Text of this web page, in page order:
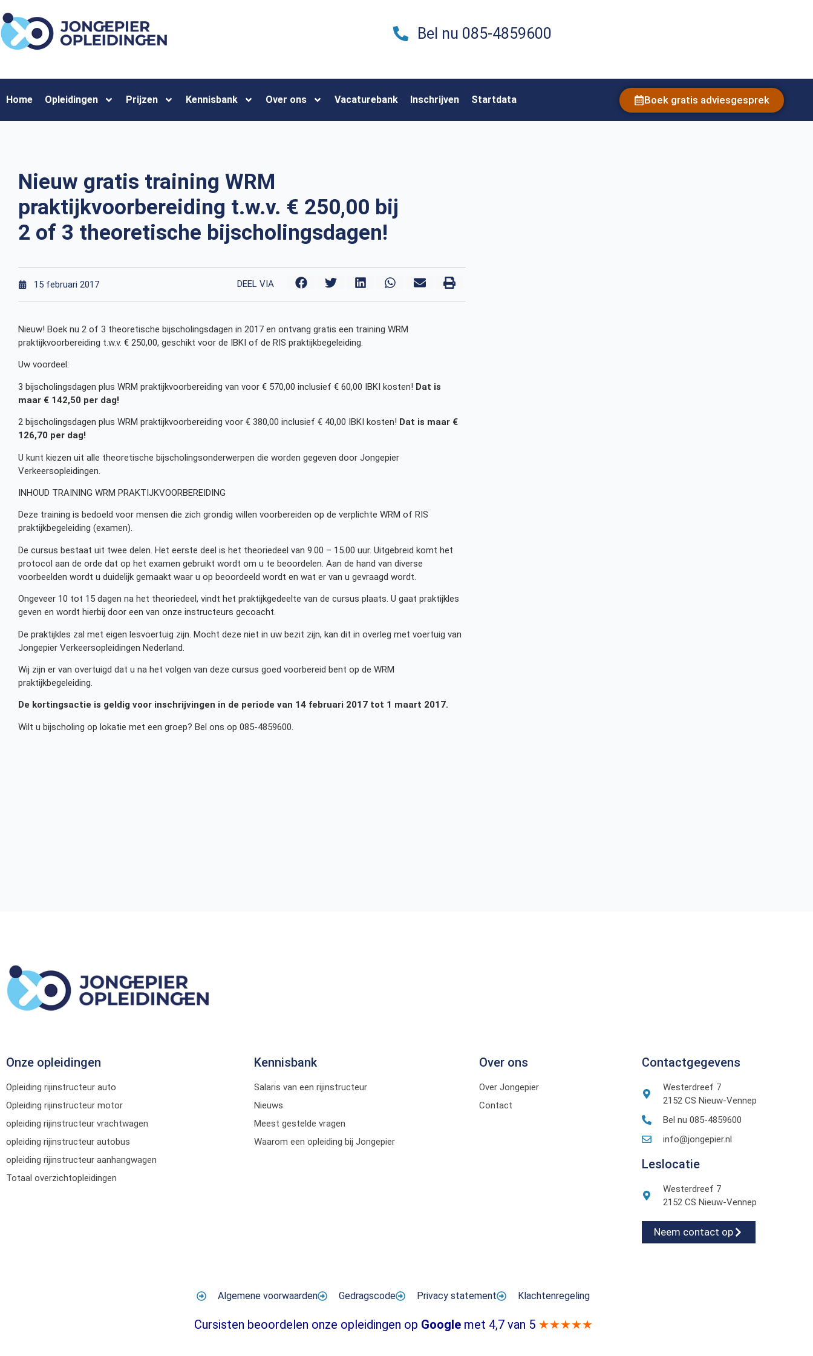
Bel nu 085-4859600
Home Opleidingen Prijzen Kennisbank Over ons Vacaturebank Inschrijven Startdata Boek gratis adviesgesprek
Nieuw gratis training WRM
praktijkvoorbereiding t.w.v. € 250,00 bij
2 of 3 theoretische bijscholingsdagen!
15 februari 2017 DEEL VIA
Nieuw! Boek nu 2 of 3 theoretische bijscholingsdagen in 2017 en ontvang gratis een training WRM
praktijkvoorbereiding t.w.v. € 250,00, geschikt voor de IBKI of de RIS praktijkbegeleiding.
Uw voordeel:
3 bijscholingsdagen plus WRM praktijkvoorbereiding van voor € 570,00 inclusief € 60,00 IBKI kosten! Dat is
maar € 142,50 per dag!
2 bijscholingsdagen plus WRM praktijkvoorbereiding voor € 380,00 inclusief € 40,00 IBKI kosten! Dat is maar €
126,70 per dag!
U kunt kiezen uit alle theoretische bijscholingsonderwerpen die worden gegeven door Jongepier
Verkeersopleidingen.
INHOUD TRAINING WRM PRAKTIJKVOORBEREIDING
Deze training is bedoeld voor mensen die zich grondig willen voorbereiden op de verplichte WRM of RIS
praktijkbegeleiding (examen).
De cursus bestaat uit twee delen. Het eerste deel is het theoriedeel van 9.00 – 15.00 uur. Uitgebreid komt het
protocol aan de orde dat op het examen gebruikt wordt om u te beoordelen. Aan de hand van diverse
voorbeelden wordt u duidelijk gemaakt waar u op beoordeeld wordt en wat er van u gevraagd wordt.
Ongeveer 10 tot 15 dagen na het theoriedeel, vindt het praktijkgedeelte van de cursus plaats. U gaat praktijkles
geven en wordt hierbij door een van onze instructeurs gecoacht.
De praktijkles zal met eigen lesvoertuig zijn. Mocht deze niet in uw bezit zijn, kan dit in overleg met voertuig van
Jongepier Verkeersopleidingen Nederland.
Wij zijn er van overtuigd dat u na het volgen van deze cursus goed voorbereid bent op de WRM
praktijkbegeleiding.
De kortingsactie is geldig voor inschrijvingen in de periode van 14 februari 2017 tot 1 maart 2017.
Wilt u bijscholing op lokatie met een groep? Bel ons op 085-4859600.
Onze opleidingen
Opleiding rijinstructeur auto
Opleiding rijinstructeur motor
opleiding rijinstructeur vrachtwagen
opleiding rijinstructeur autobus
opleiding rijinstructeur aanhangwagen
Totaal overzichtopleidingen
Kennisbank
Salaris van een rijinstructeur
Nieuws
Meest gestelde vragen
Waarom een opleiding bij Jongepier
Over ons
Over Jongepier
Contact
Contactgegevens
Westerdreef 7
2152 CS Nieuw-Vennep
Bel nu 085-4859600
info@jongepier.nl
Leslocatie
Westerdreef 7
2152 CS Nieuw-Vennep
Neem contact op
Algemene voorwaarden Gedragscode Privacy statement Klachtenregeling
Cursisten beoordelen onze opleidingen op Googlemet 4,7 van 5 ★★★★★